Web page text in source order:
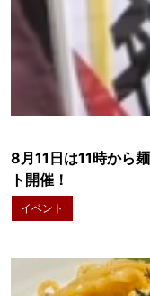
8月11日は11時から
ト開催！
イベント